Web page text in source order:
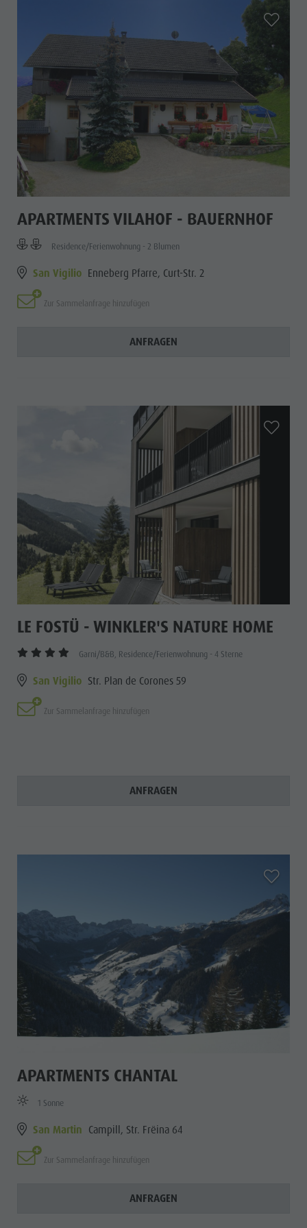
camper
APARTMENTS VILAHOF - BAUERNHOF
Residence/Ferienwohnung - 2 Blumen
San Vigilio Enneberg Pfarre, Curt-Str. 2
Zur Sammelanfrage hinzufügen
ANFRAGEN
LE FOSTÜ - WINKLER'S NATURE HOME
Garni/B&B, Residence/Ferienwohnung - 4 Sterne
San Vigilio Str. Plan de Corones 59
Zur Sammelanfrage hinzufügen
ANFRAGEN
APARTMENTS CHANTAL
1 Sonne
San Martin Campill, Str. Frëina 64
Zur Sammelanfrage hinzufügen
ANFRAGEN